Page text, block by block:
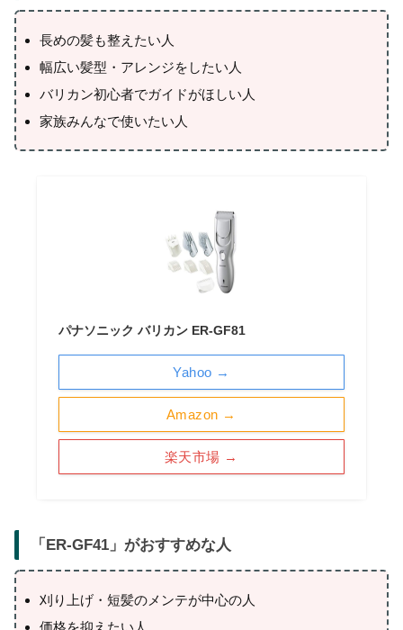
長めの髪も整えたい人
幅広い髪型・アレンジをしたい人
バリカン初心者でガイドがほしい人
家族みんなで使いたい人
パナソニック バリカン ER-GF81
Amazon →
楽天市場 →
Yahoo →
「 ER-GF41 」がおすすめな人
刈り上げ・短髪のメンテが中心の人
価格を抑えたい人